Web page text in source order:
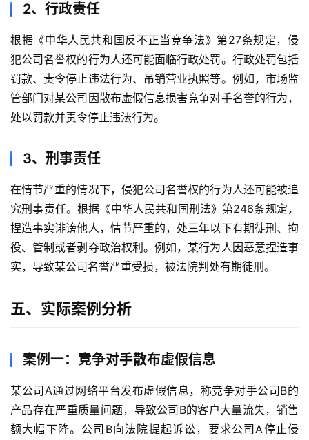
2、行政责任
根据《中华人民共和国反不正当竞争法》第27条规定，侵
犯公司名誉权的行为人还可能面临行政处罚。行政处罚包括
罚款、责令停止违法行为、吊销营业执照等。例如，市场监
管部门对某公司因散布虚假信息损害竞争对手名誉的行为，
处以罚款并责令停止违法行为。
3、刑事责任
在情节严重的情况下，侵犯公司名誉权的行为人还可能被追
究刑事责任。根据《中华人民共和国刑法》第246条规定，
捏造事实诽谤他人，情节严重的，处三年以下有期徒刑、拘
役、管制或者剥夺政治权利。例如，某行为人因恶意捏造事
实，导致某公司名誉严重受损，被法院判处有期徒刑。
五、实际案例分析
案例一：竞争对手散布虚假信息
某公司A通过网络平台发布虚假信息，称竞争对手公司B的
产品存在严重质量问题，导致公司B的客户大量流失，销售
额大幅下降。公司B向法院提起诉讼，要求公司A停止侵